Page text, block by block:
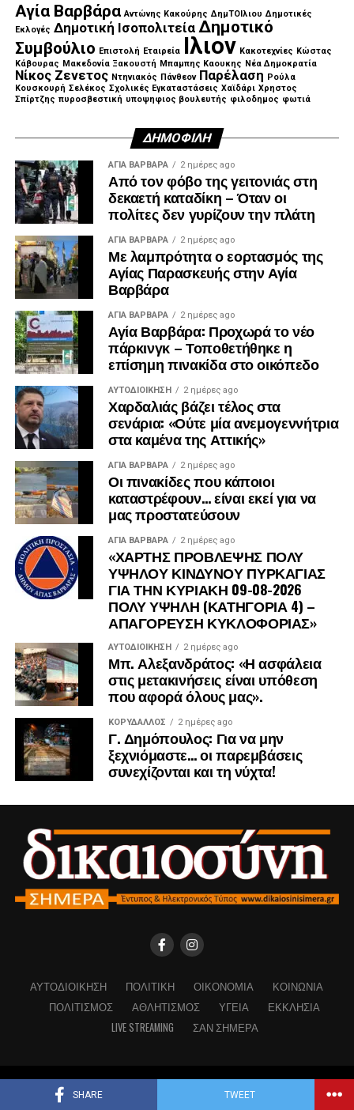
SHARE TWEET
Αγία Βαρβάρα Αντώνης Κακούρης ΔημΤΟΙλιου Δημοτικές
Εκλογές Δημοτική Ισοπολιτεία Δημοτικό
Συμβούλιο Επιστολή Εταιρεία Ιλιον Κακοτεχνίες Κώστας
Κάβουρας Μακεδονία Ξακουστή Μπαμπης Καουκης Νέα Δημοκρατία
Νίκος Ζενετος Ντηνιακός Πάνθεον Παρέλαση Ρούλα
Κουσκουρή Σελέκος Σχολικές Εγκαταστάσεις Χαϊδάρι Χρηστος
Σπίρτζης πυροσβεστική υποψηφιος βουλευτής φιλοδημος φωτιά
ΔΗΜΟΦΙΛΉ
ΑΓΙΑ ΒΑΡΒΑΡΑ 2 ημέρες ago
Από τον φόβο της γειτονιάς στη
δεκαετή καταδίκη – Όταν οι
πολίτες δεν γυρίζουν την πλάτη
ΑΓΙΑ ΒΑΡΒΑΡΑ 2 ημέρες ago
Με λαμπρότητα ο εορτασμός της
Αγίας Παρασκευής στην Αγία
Βαρβάρα
ΑΓΙΑ ΒΑΡΒΑΡΑ 2 ημέρες ago
Αγία Βαρβάρα: Προχωρά το νέο
πάρκινγκ – Τοποθετήθηκε η
επίσημη πινακίδα στο οικόπεδο
ΑΥΤΟΔΙΟΊΚΗΣΗ 2 ημέρες ago
Χαρδαλιάς βάζει τέλος στα
σενάρια: «Ούτε μία ανεμογεννήτρια
στα καμένα της Αττικής»
ΑΓΙΑ ΒΑΡΒΑΡΑ 2 ημέρες ago
Οι πινακίδες που κάποιοι
καταστρέφουν… είναι εκεί για να
μας προστατεύσουν
ΑΓΙΑ ΒΑΡΒΑΡΑ 2 ημέρες ago
«ΧΑΡΤΗΣ ΠΡΟΒΛΕΨΗΣ ΠΟΛΥ
ΥΨΗΛΟΥ ΚΙΝΔΥΝΟΥ ΠΥΡΚΑΓΙΑΣ
ΓΙΑ ΤΗΝ ΚΥΡΙΑΚΗ 09-08-2026
ΠΟΛΥ ΥΨΗΛΗ (ΚΑΤΗΓΟΡΙΑ 4) –
ΑΠΑΓΟΡΕΥΣΗ ΚΥΚΛΟΦΟΡΙΑΣ»
ΑΥΤΟΔΙΟΊΚΗΣΗ 2 ημέρες ago
Μπ. Αλεξανδράτος: «Η ασφάλεια
στις μετακινήσεις είναι υπόθεση
που αφορά όλους μας».
ΚΟΡΥΔΑΛΛΟΣ 2 ημέρες ago
Γ. Δημόπουλος: Για να μην
ξεχνιόμαστε… οι παρεμβάσεις
συνεχίζονται και τη νύχτα!
ΑΥΤΟΔΙΟΊΚΗΣΗ ΠΟΛΙΤΙΚΉ ΟΙΚΟΝΟΜΊΑ
ΚΟΙΝΩΝΊΑ
ΠΟΛΙΤΙΣΜΌΣ
ΑΘΛΗΤΙΣΜΌΣ ΥΓΕΊΑ
ΕΚΚΛΗΣΊΑ
LIVE STREAMING
ΣΑΝ ΣΉΜΕΡΑ